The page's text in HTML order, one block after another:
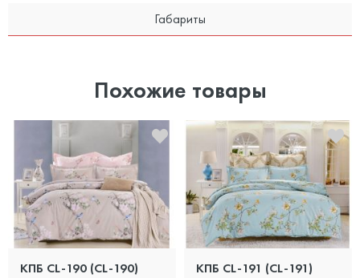
Габариты
Похожие товары
КПБ CL-190 (CL-190) КПБ CL-191 (CL-191)